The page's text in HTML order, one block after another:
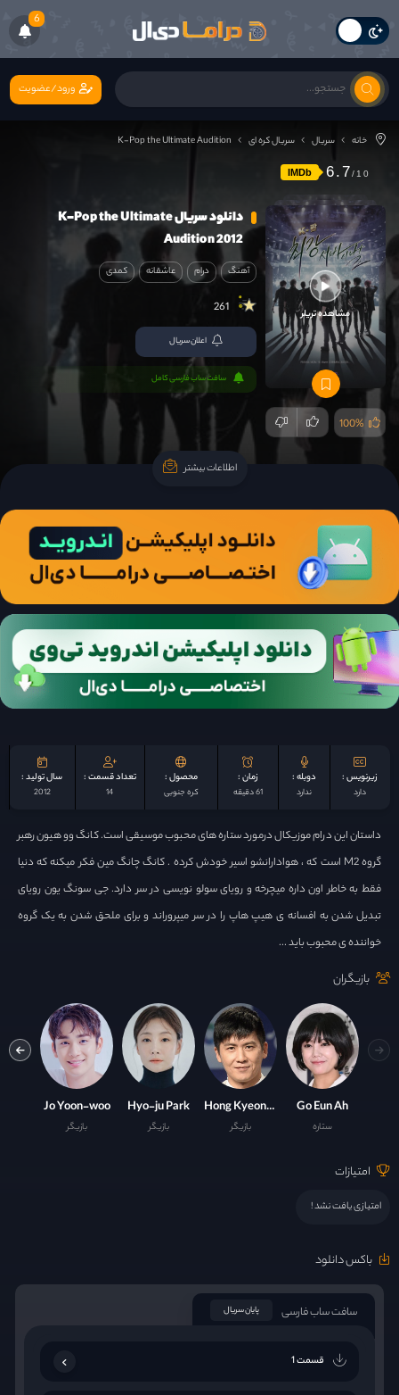
6
ورود/عضویت
خانه سریال سریال کره ای K-Pop the Ultimate Audition
IMDb 6.7
مشاهده تریلر
100%
دانلود سریال K-Pop the Ultimate
Audition 2012
آهنگ درام عاشقانه کمدی
261
اعلان سریال
سافت ساب فارسی کامل
اطلاعات بیشتر
زیرنویس :
دارد
دوبله :
ندارد
زمان :
61 دقیقه
محصول :
کره جنوبی
تعداد قسمت :
14
سال تولید :
2012
داستان این درام موزیکال درمورد ستاره های محبوب موسیقی است. کانگ وو هیون رهبر
گروه M2 است که ، هوادارانشو اسیر خودش کرده . کانگ چانگ مین فکر میکنه که دنیا
فقط به خاطر اون داره میچرخه و رویای سولو نویسی در سر دارد. جی سونگ یون رویای
تبدیل شدن به افسانه ی هیپ هاپ را در سر میپروراند و برای ملحق شدن به یک گروه
خواننده ی محبوب باید ...
بازیگران
Go Eun Ah
ستاره
Hong Kyeong-min
بازیگر
Hyo-ju Park
بازیگر
Jo Yoon-woo
بازیگر
امتیازات
امتیازی یافت نشد !
باکس دانلود
سافت ساب فارسی پایان سریال
قسمت 1